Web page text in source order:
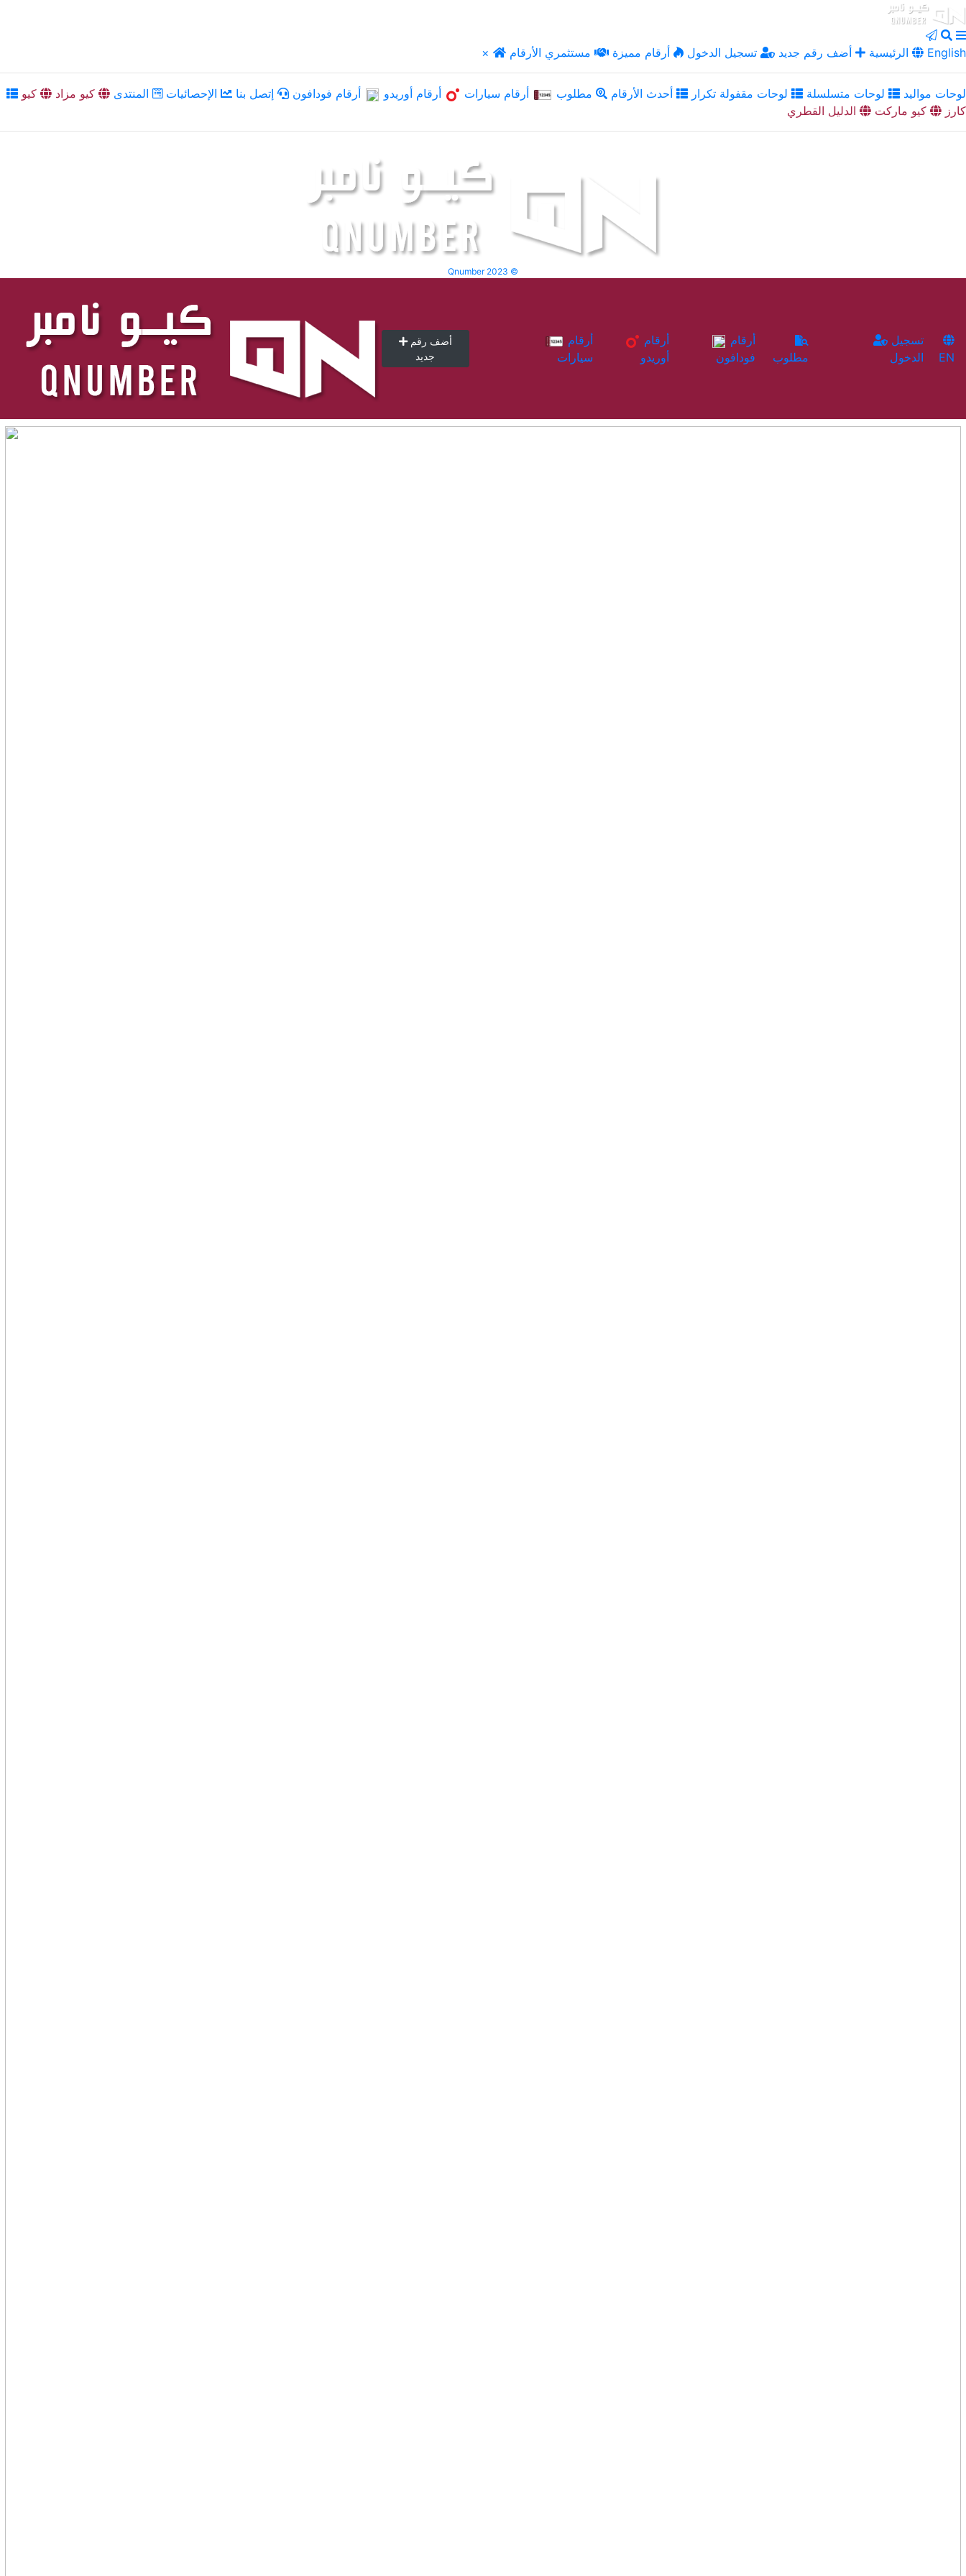
× الرئيسية أضف رقم جديد تسجيل الدخول أرقام مميزة مستثمري الأرقام English
لوحات مواليد لوحات متسلسلة لوحات مقفولة تكرار أحدث الأرقام مطلوب أرقام سيارات أرقام أوريدو أرقام فودافون إتصل بنا الإحصائيات المنتدى كيو مزاد
كيو
كارز
كيو ماركت الدليل القطري
Qnumber 2023 ©
أضف رقم
جديد
سيارات
أوريدو
فودافون
مطلوب
الدخول
EN